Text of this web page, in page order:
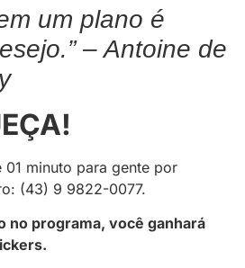
um plano é
– Antoine de
01 minuto para gente por
(43) 9 9822-0077.
no programa, você ganhará